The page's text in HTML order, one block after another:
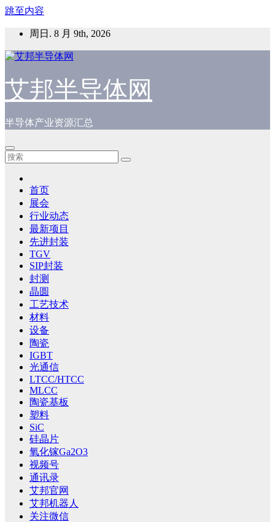
跳至内容
周日. 8 月 9th, 2026
艾邦半导体网
半导体产业资源汇总
首页
展会
行业动态
最新项目
先进封装
TGV
SIP封装
封测
晶圆
工艺技术
材料
设备
陶瓷
IGBT
光通信
LTCC/HTCC
MLCC
陶瓷基板
塑料
SiC
硅晶片
氧化镓Ga2O3
视频号
通讯录
艾邦官网
艾邦机器人
关注微信